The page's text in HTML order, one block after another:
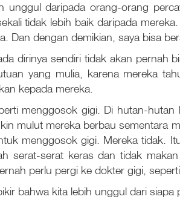
unggul daripada orang-orang
tidak lebih baik daripada
Dan dengan demikian, saya bisa
dirinya sendiri tidak akan pernah
yang mulia, karena mereka
kepada mereka.
menggosok gigi. Di hutan-
mulut mereka berbau sementara
menggosok gigi. Mereka tidak.
serat-serat keras dan tidak
perlu pergi ke dokter gigi,
bahwa kita lebih unggul dari siapa